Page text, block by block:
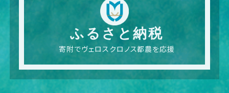
ふるさと納税
寄附でヴェロスクロノス都農を応援